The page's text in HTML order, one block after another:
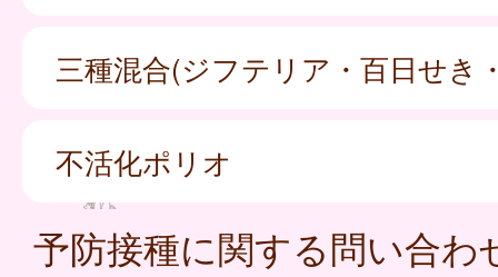
三種混合(ジフテリア・百日せき
不活化ポリオ
予防接種に関する問い合わ